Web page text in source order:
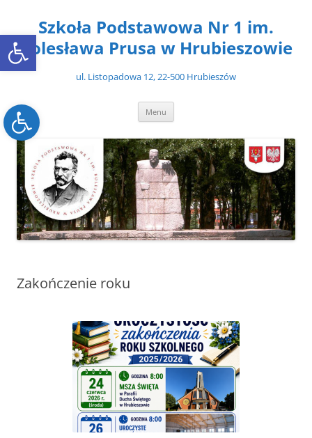
Open toolbar
Open toolbar
treściSzkoła Podstawowa Nr 1 im.
Bolesława Prusa w Hrubieszowie
ul. Listopadowa 12, 22-500 Hrubieszów
Menu
Zakończenie roku